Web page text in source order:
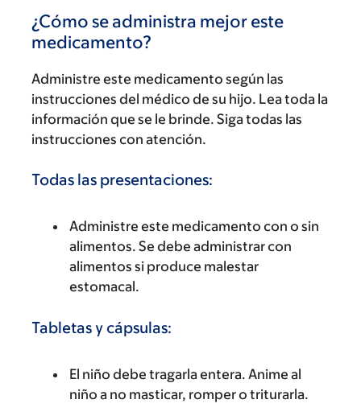
¿Cómo se administra mejor este
medicamento?
Administre este medicamento según las
instrucciones del médico de su hijo. Lea toda la
información que se le brinde. Siga todas las
instrucciones con atención.
Todas las presentaciones:
Administre este medicamento con o sin
alimentos. Se debe administrar con
alimentos si produce malestar
estomacal.
Tabletas y cápsulas:
El niño debe tragarla entera. Anime al
niño a no masticar, romper o triturarla.